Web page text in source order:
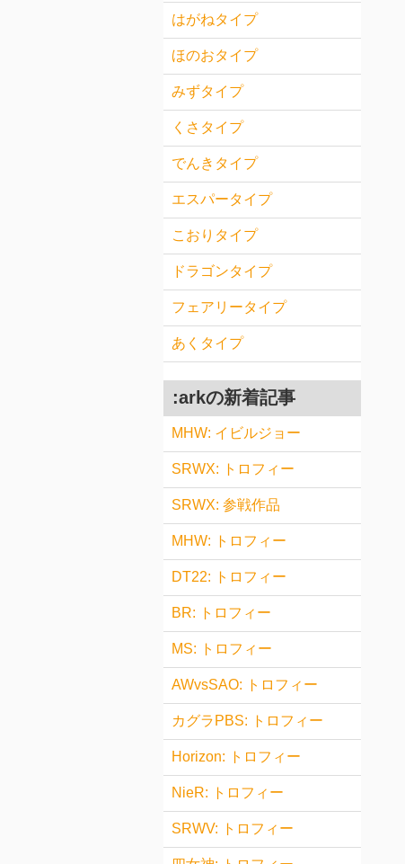
はがねタイプ
ほのおタイプ
みずタイプ
くさタイプ
でんきタイプ
エスパータイプ
こおりタイプ
ドラゴンタイプ
フェアリータイプ
あくタイプ
:arkの新着記事
MHW: イビルジョー
SRWX: トロフィー
SRWX: 参戦作品
MHW: トロフィー
DT22: トロフィー
BR: トロフィー
MS: トロフィー
AWvsSAO: トロフィー
カグラPBS: トロフィー
Horizon: トロフィー
NieR: トロフィー
SRWV: トロフィー